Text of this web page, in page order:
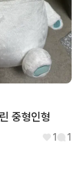
중형인형
1 1